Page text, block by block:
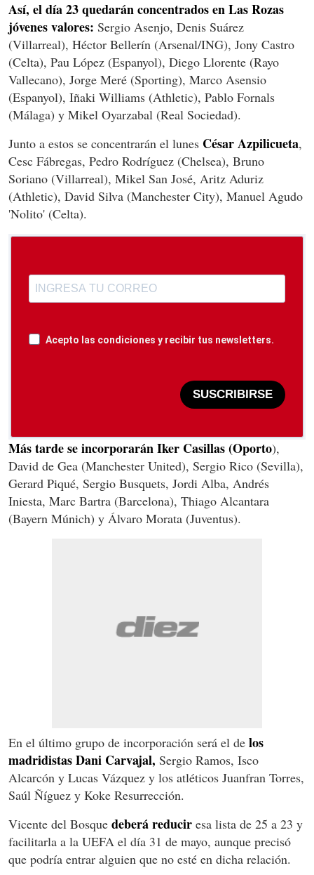
Así, el día 23 quedarán concentrados en Las Rozas
jóvenes valores: Sergio Asenjo, Denis Suárez
(Villarreal), Héctor Bellerín (Arsenal/ING), Jony Castro
(Celta), Pau López (Espanyol), Diego Llorente (Rayo
Vallecano), Jorge Meré (Sporting), Marco Asensio
(Espanyol), Iñaki Williams (Athletic), Pablo Fornals
(Málaga) y Mikel Oyarzabal (Real Sociedad).
Junto a estos se concentrarán el lunes César Azpilicueta,
Cesc Fábregas, Pedro Rodríguez (Chelsea), Bruno
Soriano (Villarreal), Mikel San José, Aritz Aduriz
(Athletic), David Silva (Manchester City), Manuel Agudo
'Nolito' (Celta).
Acepto las condiciones y recibir tus newsletters.
SUSCRIBIRSE
Más tarde se incorporarán Iker Casillas (Oporto),
David de Gea (Manchester United), Sergio Rico (Sevilla),
Gerard Piqué, Sergio Busquets, Jordi Alba, Andrés
Iniesta, Marc Bartra (Barcelona), Thiago Alcantara
(Bayern Múnich) y Álvaro Morata (Juventus).
En el último grupo de incorporación será el de los
madridistas Dani Carvajal, Sergio Ramos, Isco
Alcarcón y Lucas Vázquez y los atléticos Juanfran Torres,
Saúl Ñíguez y Koke Resurrección.
Vicente del Bosque deberá reducir esa lista de 25 a 23 y
facilitarla a la UEFA el día 31 de mayo, aunque precisó
que podría entrar alguien que no esté en dicha relación.